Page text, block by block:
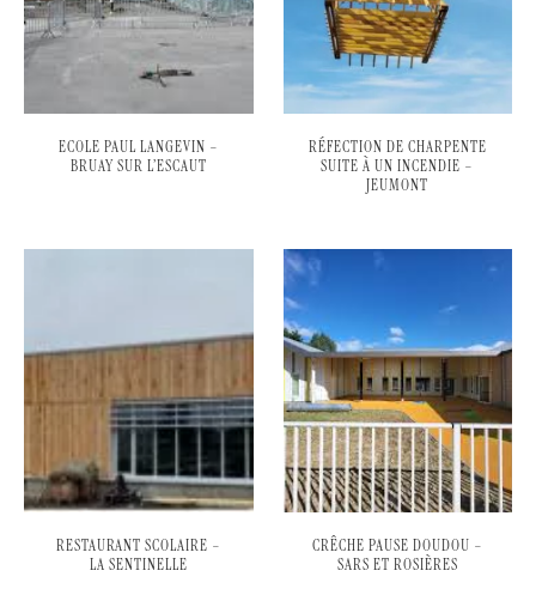
ECOLE PAUL LANGEVIN –
BRUAY SUR L’ESCAUT
RÉFECTION DE CHARPENTE
SUITE À UN INCENDIE –
JEUMONT
RESTAURANT SCOLAIRE –
LA SENTINELLE
CRÊCHE PAUSE DOUDOU –
SARS ET ROSIÈRES